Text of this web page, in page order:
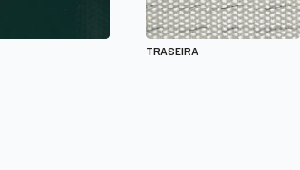
TRASEIRA